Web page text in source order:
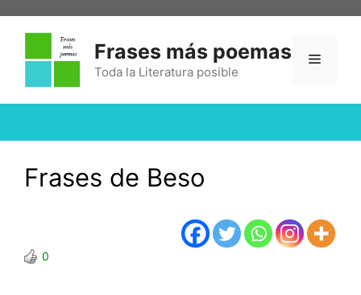
Frases más poemas
Toda la Literatura posible
Frases de Beso
0